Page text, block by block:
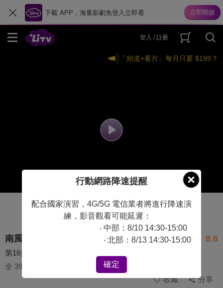
下載 APP，海量影劇免登入立即看
登入 / 註冊
「頻道+看片」每月只要 $199？
南風知我意 8.6
第16集
全 39 集
收藏
分享
行動網路降速提醒
配合國家演習，4G/5G 電信業者將進行降速演
練，影音觀看可能延遲：
‧ 中部：8/10 14:30-15:00
‧ 北部：8/13 14:30-15:00
確定